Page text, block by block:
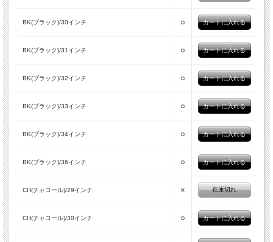
BK(ブラック)/30インチ ○
BK(ブラック)/31インチ ○
BK(ブラック)/32インチ ○
BK(ブラック)/33インチ ○
BK(ブラック)/34インチ ○
BK(ブラック)/36インチ ○
CH(チャコール)/29インチ × 在庫切れ
CH(チャコール)/30インチ ○